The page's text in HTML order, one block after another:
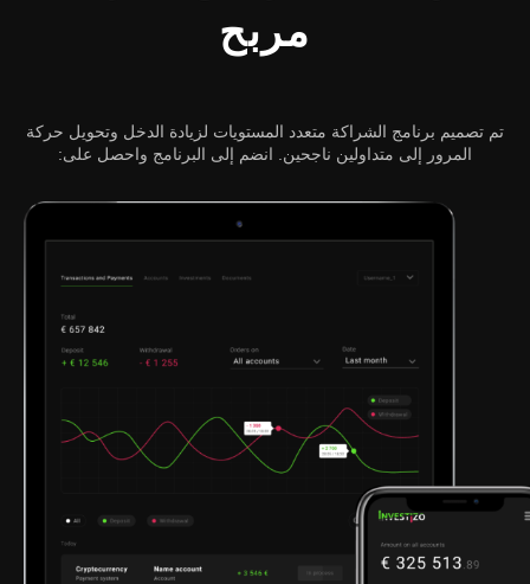
مربح
تم تصميم برنامج الشراكة متعدد المستويات لزيادة الدخل وتحويل حركة
المرور إلى متداولين ناجحين. انضم إلى البرنامج واحصل على: